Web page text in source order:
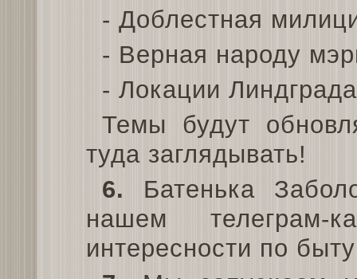
- Доблестная
- Верная народу
- Локации Линдграда
Темы будут
туда заглядывать!
6. Батенька
нашем телеграм-
интересности по